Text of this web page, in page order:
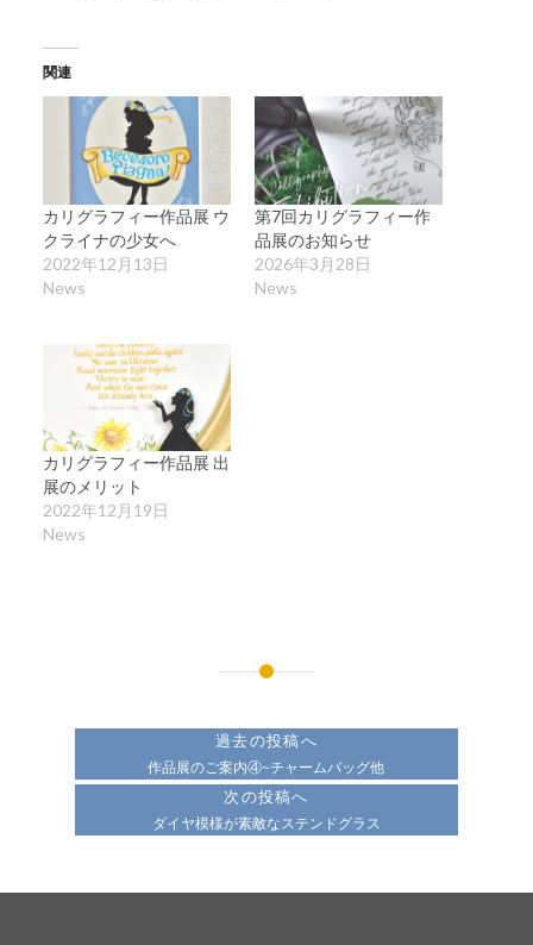
関連
カリグラフィー作品展 ウ
クライナの少女へ
2022年12月13日
News
第7回カリグラフィー作
品展のお知らせ
2026年3月28日
News
カリグラフィー作品展 出
展のメリット
2022年12月19日
News
ー
過去の投稿へ
作品展のご案内④~チャームバッグ他
次の投稿へ
ダイヤ模様が素敵なステンドグラス